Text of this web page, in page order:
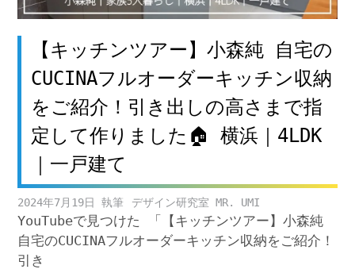
【キッチンツアー】小森純 自宅の
CUCINAフルオーダーキッチン収納
をご紹介！引き出しの高さまで指
定して作りました🏠 横浜｜4LDK
｜一戸建て
2024年7月19日 デザイン研究室 MR. UMI
YouTubeで見つけた 「【キッチンツアー】小森純
自宅のCUCINAフルオーダーキッチン収納をご紹介！
引き